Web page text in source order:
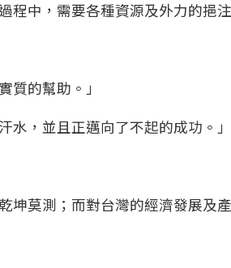
程中，需要各種資源及外力的挹
質的幫助。」
水，並且正邁向了不起的成功。」
莫測；而對台灣的經濟發展及